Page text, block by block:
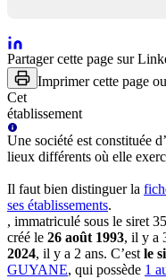
Partager cette page sur
Imprimer cette page
Cet
établissement
Une société est constituée
lieux différents où elle
Il faut bien distinguer la
ses établissements.
, immatriculé sous le siret
créé le 26 août 1993, il y a
2024, il y a 2 ans. C’est le
GUYANE, qui possède 1